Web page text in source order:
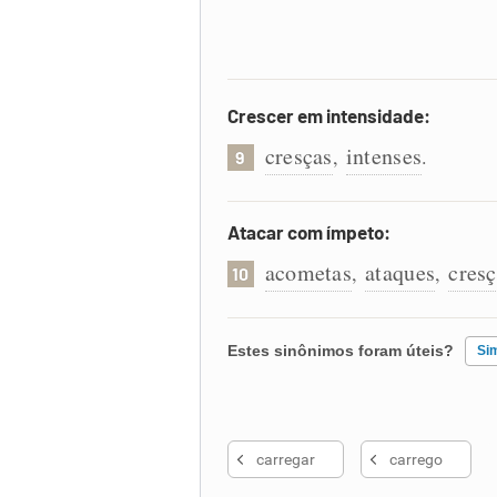
Crescer em intensidade:
9 cresças, intenses.
Atacar com ímpeto:
10 acometas, ataques,
Estes sinônimos foram úteis?
Nenhum dos sinônimos
carregar carrego